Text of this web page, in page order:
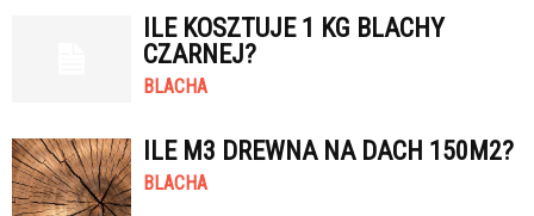
ILE KOSZTUJE 1 KG BLACHY
CZARNEJ?
BLACHA
ILE M3 DREWNA NA DACH 150M2?
BLACHA